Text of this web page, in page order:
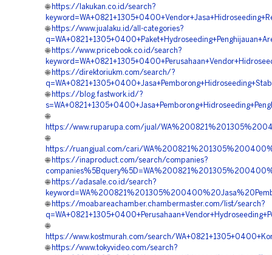
🌐 https://lakukan.co.id/search?
🌐 https://www.jualaku.id/all-categories?
🌐 https://www.pricebook.co.id/search?
🌐 https://direktoriukm.com/search/?
🌐 https://blog.fastwork.id/?
🌐
https://www.ruparupa.com/jual/
🌐
https://ruangjual.com/cari/
🌐 https://inaproduct.com/search/companies?
🌐 https://adasale.co.id/search?
🌐 https://moabareachamber.chambermaster.com/list/search?
🌐
https://www.kostmurah.com/search/
🌐 https://www.tokyvideo.com/search?